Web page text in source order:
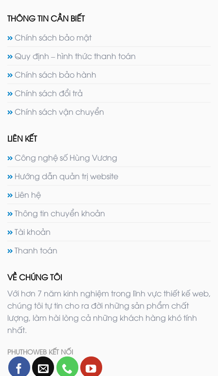
THÔNG TIN CẦN BIẾT
Chính sách bảo mật
Quy định – hình thức thanh toán
Chính sách bảo hành
Chính sách đổi trả
Chính sách vận chuyển
LIÊN KẾT
Công nghệ số Hùng Vương
Hướng dẫn quản trị website
Liên hệ
Thông tin chuyển khoản
Tài khoản
Thanh toán
VỀ CHÚNG TÔI
Với hơn 7 năm kinh nghiệm trong lĩnh vực thiết kế web,
chúng tôi tự tin cho ra đời những sản phẩm chất
lượng, làm hài lòng cả những khách hàng khó tính
nhất.
PHUTHOWEB KẾT NỐI